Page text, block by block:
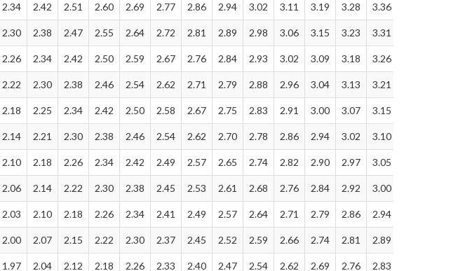
2.34 2.42 2.51 2.60 2.69 2.77 2.86 2.94 3.02 3.11 3.19 3.28 3.36
2.30 2.38 2.47 2.55 2.64 2.72 2.81 2.89 2.98 3.06 3.15 3.23 3.31
2.26 2.34 2.42 2.50 2.59 2.67 2.76 2.84 2.93 3.02 3.09 3.18 3.26
2.22 2.30 2.38 2.46 2.54 2.62 2.71 2.79 2.88 2.96 3.04 3.13 3.21
2.18 2.25 2.34 2.42 2.50 2.58 2.67 2.75 2.83 2.91 3.00 3.07 3.15
2.14 2.21 2.30 2.38 2.46 2.54 2.62 2.70 2.78 2.86 2.94 3.02 3.10
2.10 2.18 2.26 2.34 2.42 2.49 2.57 2.65 2.74 2.82 2.90 2.97 3.05
2.06 2.14 2.22 2.30 2.38 2.45 2.53 2.61 2.68 2.76 2.84 2.92 3.00
2.03 2.10 2.18 2.26 2.34 2.41 2.49 2.57 2.64 2.71 2.79 2.86 2.94
2.00 2.07 2.15 2.22 2.30 2.37 2.45 2.52 2.59 2.66 2.74 2.81 2.89
1.97 2.04 2.12 2.18 2.26 2.33 2.40 2.47 2.54 2.62 2.69 2.76 2.83